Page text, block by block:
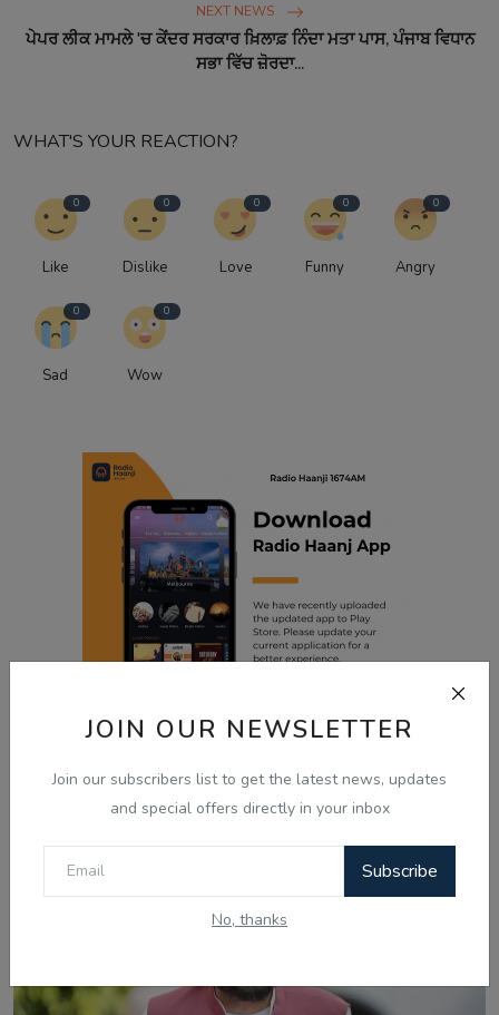
JOIN OUR NEWSLETTER
Join our subscribers list to get the latest news, updates
and special offers directly in your inbox
Subscribe
No, thanks
NEXT NEWS
ਪੇਪਰ ਲੀਕ ਮਾਮਲੇ 'ਚ ਕੇਂਦਰ ਸਰਕਾਰ ਖ਼ਿਲਾਫ਼ ਨਿੰਦਾ ਮਤਾ ਪਾਸ, ਪੰਜਾਬ ਵਿਧਾਨ
ਸਭਾ ਵਿੱਚ ਜ਼ੋਰਦਾ...
WHAT'S YOUR REACTION?
0
Like
0
Dislike
0
Love
0
Funny
0
Angry
0
Sad
0
Wow
Related Posts